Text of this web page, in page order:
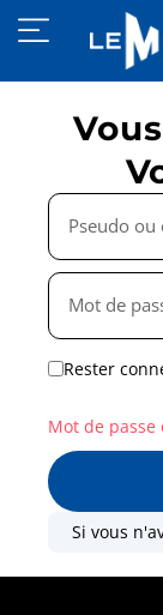
Rester
Mot de passe
Si vous